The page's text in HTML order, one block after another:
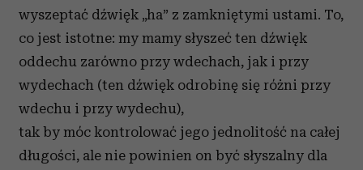
wyszeptać dźwięk „ha” z zamkniętymi ustami. To,
co jest istotne: my mamy słyszeć ten dźwięk
oddechu zarówno przy wdechach, jak i przy
wydechach (ten dźwięk odrobinę się różni przy
wdechu i przy wydechu),
tak by móc kontrolować jego jednolitość na całej
długości, ale nie powinien on być słyszalny dla